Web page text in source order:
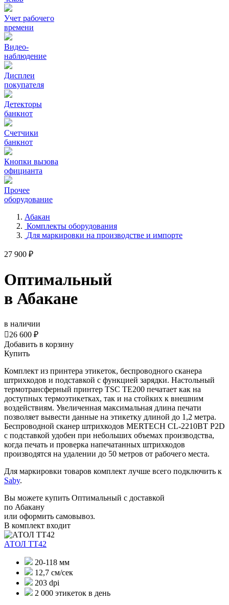
Учет рабочего
времени
Видео‑
наблюдение
Дисплеи
покупателя
Детекторы
банкнот
Счетчики
банкнот
Кнопки вызова
официанта
Прочее
оборудование
Абакан
Комплекты оборудования
Для маркировки на производстве и импорте
27 900 ₽
Оптимальный
в Абакане
в наличии
26 600 ₽
Добавить в корзину
Купить
Комплект из принтера этикеток, беспроводного сканера
штрихкодов и подставкой с функцией зарядки. Настольный
термотрансферный принтер TSC TE200 печатает как на
доступных термоэтикетках, так и на стойких к внешним
воздействиям. Увеличенная максимальная длина печати
позволяет вывести данные на этикетку длиной до 1,2 метра.
Беспроводной сканер штрихкодов MERTECH CL-2210BT P2D
с подставкой удобен при небольших объемах производства,
когда печать и проверка напечатанных штрихкодов
производятся на удалении до 50 метров от рабочего места.
Для маркировки товаров комплект лучше всего подключить к
Saby.
Вы можете купить Оптимальный с доставкой
по Абакану
или оформить самовывоз.
В комплект входит
АТОЛ ТТ42
20-118 мм
12,7 см/сек
203 dpi
2 000 этикеток в день